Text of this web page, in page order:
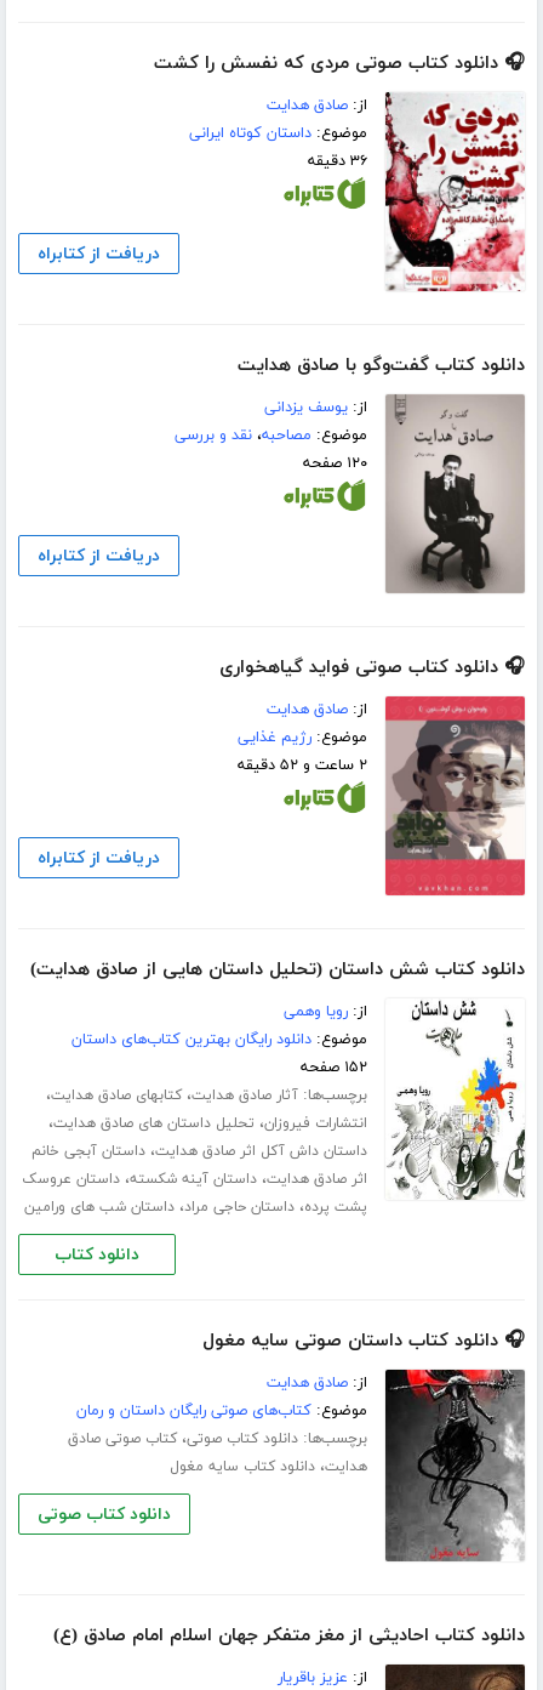
🎧 دانلود کتاب صوتی مردی که نفسش را کشت
از:صادق هدایت
موضوع:داستان کوتاه ایرانی
۳۶ دقیقه
دریافت از کتابراه
دانلود کتاب گفت‌وگو با صادق هدایت
از:یوسف یزدانی
موضوع: مصاحبه،نقد و بررسی
۱۲۰ صفحه
دریافت از کتابراه
🎧 دانلود کتاب صوتی فواید گیاهخواری
از:صادق هدایت
موضوع:رژیم غذایی
۲ ساعت و ۵۲ دقیقه
دریافت از کتابراه
دانلود کتاب شش داستان (تحلیل داستان هایی از صادق هدایت)
از:رویا وهمی
موضوع:دانلود رایگان بهترین کتاب‌های داستان
۱۵۲ صفحه
برچسب‌ها:آثار صادق هدایت،کتابهای صادق هدایت،
انتشارات فیروزان، تحلیل داستان های صادق هدایت،
داستان داش آکل اثر صادق هدایت،داستان آبجی خانم
اثر صادق هدایت،داستان آینه شکسته،داستان عروسک
پشت پرده،داستان حاجی مراد،داستان شب های ورامین
دانلود کتاب
🎧 دانلود کتاب داستان صوتی سایه مغول
از:صادق هدایت
موضوع:کتاب‌های صوتی رایگان داستان و رمان
برچسب‌ها:دانلود کتاب صوتی،کتاب صوتی صادق
هدایت،دانلود کتاب سایه مغول
دانلود کتاب صوتی
دانلود کتاب احادیثی از مغز متفکر جهان اسلام امام صادق (ع)
از: عزیز باقریار